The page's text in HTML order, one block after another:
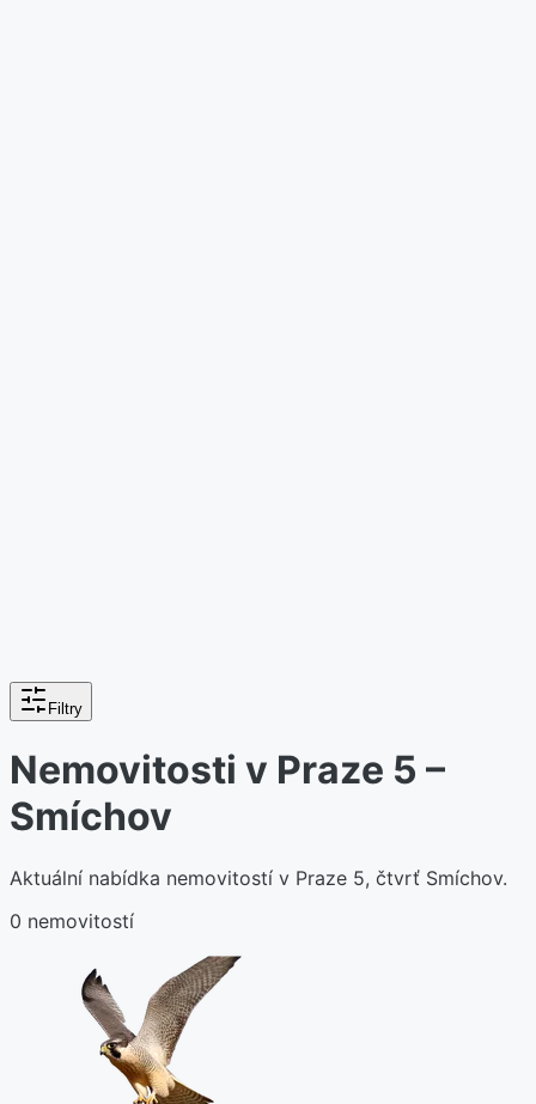
Filtry
Nemovitosti v Praze 5 –
Smíchov
Aktuální nabídka nemovitostí v Praze 5, čtvrť Smíchov.
0 nemovitostí